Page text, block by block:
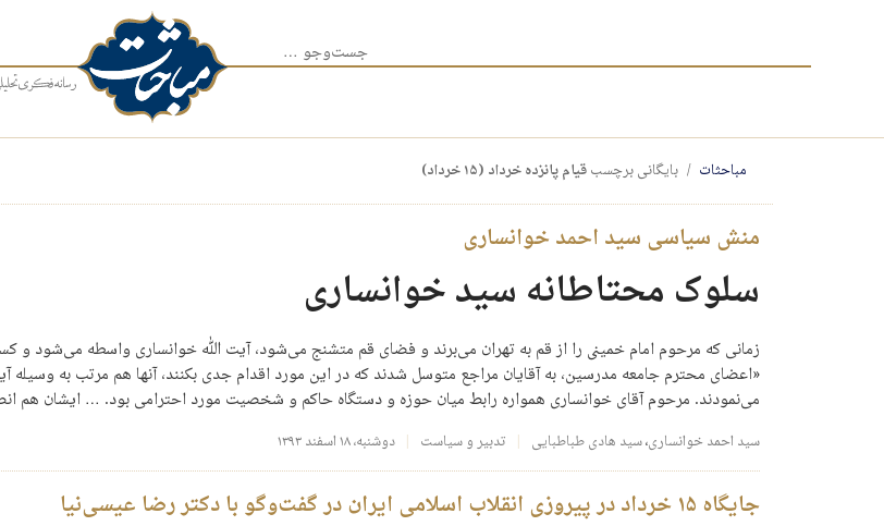
جست‌وجو برای:
مباحثات بایگانی برچسبقیام پانزده خرداد (۱۵ خرداد)
منش سیاسی سید احمد خوانساری
سلوک محتاطانه سید خوانساری
زمانی که مرحوم امام خمینی را از قم به تهران می‌برند و فضای قم متشنج می‌شود، آیت الله خوانساری واسطه می‌شود
«اعضای محترم جامعه مدرسین، به آقایان مراجع متوسل شدند که در این مورد اقدام جدی بکنند، آنها هم مرتب به وسیله
می‌نمودند. مرحوم آقای خوانساری همواره رابط میان حوزه و دستگاه حاکم و شخصیت مورد احترامی بود. … ایشان هم
سید احمد خوانساری،سید هادی طباطبایی تدبیر و سیاست دوشنبه، ۱۸ اسفند ۱۳۹۳
جایگاه ۱۵ خرداد در پیروزی انقلاب اسلامی ایران در گفت‌وگو با دکتر رضا عیسی‌نیا